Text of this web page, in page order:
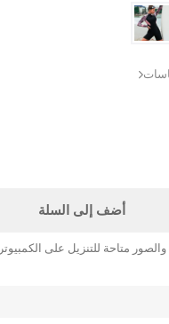
أضف إلى السلة
متاحة للتنزيل على الكمبيوتر